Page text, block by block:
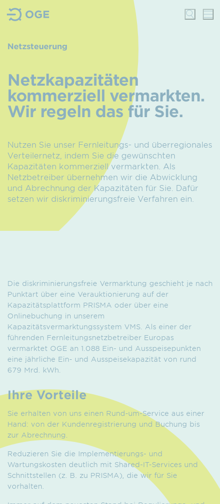
Netzsteuerung
Netzkapa­zitäten
kommerziell vermarkten.
Wir regeln das für Sie.
Nutzen Sie unser Fernleitungs- und überregionales
Verteilernetz, indem Sie die gewünschten
Kapazitäten kommerziell vermarkten. Als
Netzbetreiber übernehmen wir die Abwicklung
und Abrechnung der Kapazitäten für Sie. Dafür
setzen wir diskriminierungsfreie Verfahren ein.
Die diskriminierungsfreie Vermarktung geschieht je nach
Punktart über eine Verauktionierung auf der
Kapazitätsplattform PRISMA oder über eine
Onlinebuchung in unserem
Kapazitätsvermarktungssystem VMS. Als einer der
führenden Fernleitungsnetzbetreiber Europas
vermarktet OGE an 1.088 Ein- und Ausspeisepunkten
eine jährliche Ein- und Ausspeisekapazität von rund
679 Mrd. kWh.
Ihre Vorteile
Sie erhalten von uns einen Rund-um-Service aus einer
Hand: von der Kundenregistrierung und Buchung bis
zur Abrechnung.
Reduzieren Sie die Implementierungs- und
Wartungskosten deutlich mit Shared-IT-Services und
Schnittstellen (z. B. zu PRISMA), die wir für Sie
vorhalten.